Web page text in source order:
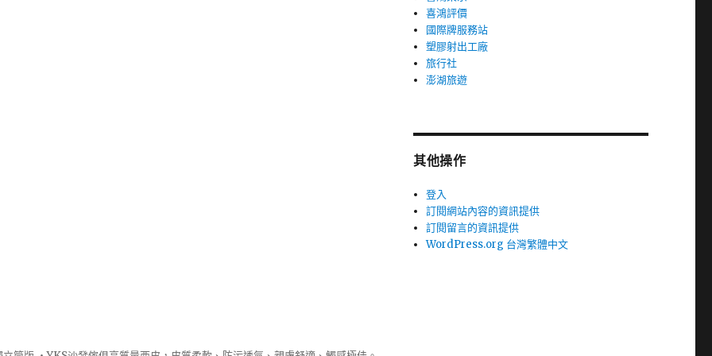
喜鴻評價
國際牌服務站
塑膠射出工廠
旅行社
澎湖旅遊
其他操作
登入
訂閱網站內容的資訊提供
訂閱留言的資訊提供
WordPress.org 台灣繁體中文